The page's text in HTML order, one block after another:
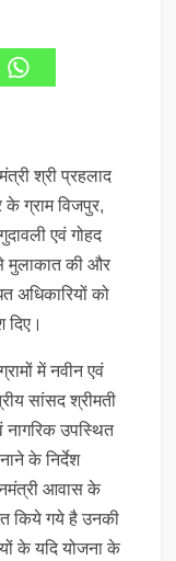
श्री प्रहलाद
ग्राम विजपुर,
एवं गोहद
मुलाकात की और
अधिकारियों को
दिए।
में नवीन एवं
सांसद श्रीमती
नागरिक उपस्थित
के निर्देश
आवास के
किये गये है उनकी
के यदि योजना के